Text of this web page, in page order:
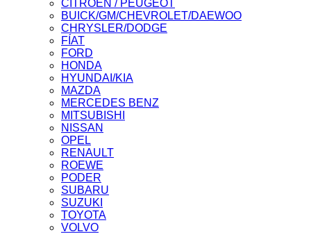
CITROÉN / PEUGEOT
BUICK/GM/CHEVROLET/DAEWOO
CHRYSLER/DODGE
FÍAT
FORD
HONDA
HYUNDAI/KIA
MAZDA
MERCEDES BENZ
MITSUBISHI
NISSAN
OPEL
RENAULT
ROEWE
PODER
SUBARU
SUZUKI
TOYOTA
VOLVO